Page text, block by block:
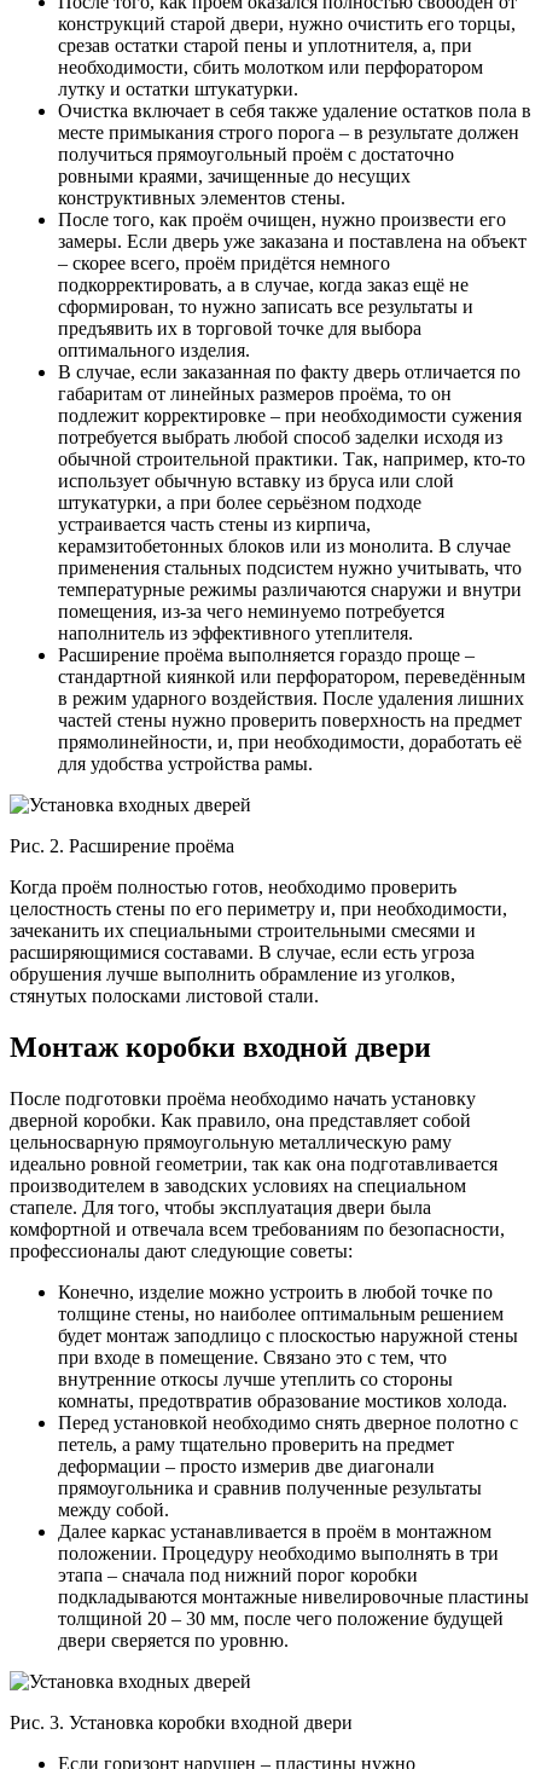
конструкций старой двери, нужно очистить его торцы,
срезав остатки старой пены и уплотнителя, а, при
необходимости, сбить молотком или перфоратором
лутку и остатки штукатурки.
Очистка включает в себя также удаление остатков пола в
месте примыкания строго порога – в результате должен
получиться прямоугольный проём с достаточно
ровными краями, зачищенные до несущих
конструктивных элементов стены.
После того, как проём очищен, нужно произвести его
замеры. Если дверь уже заказана и поставлена на объект
– скорее всего, проём придётся немного
подкорректировать, а в случае, когда заказ ещё не
сформирован, то нужно записать все результаты и
предъявить их в торговой точке для выбора
оптимального изделия.
В случае, если заказанная по факту дверь отличается по
габаритам от линейных размеров проёма, то он
подлежит корректировке – при необходимости сужения
потребуется выбрать любой способ заделки исходя из
обычной строительной практики. Так, например, кто-то
использует обычную вставку из бруса или слой
штукатурки, а при более серьёзном подходе
устраивается часть стены из кирпича,
керамзитобетонных блоков или из монолита. В случае
применения стальных подсистем нужно учитывать, что
температурные режимы различаются снаружи и внутри
помещения, из-за чего неминуемо потребуется
наполнитель из эффективного утеплителя.
Расширение проёма выполняется гораздо проще –
стандартной киянкой или перфоратором, переведённым
в режим ударного воздействия. После удаления лишних
частей стены нужно проверить поверхность на предмет
прямолинейности, и, при необходимости, доработать её
для удобства устройства рамы.
Рис. 2. Расширение проёма
Когда проём полностью готов, необходимо проверить
целостность стены по его периметру и, при необходимости,
зачеканить их специальными строительными смесями и
расширяющимися составами. В случае, если есть угроза
обрушения лучше выполнить обрамление из уголков,
стянутых полосками листовой стали.
Монтаж коробки входной двери
После подготовки проёма необходимо начать установку
дверной коробки. Как правило, она представляет собой
цельносварную прямоугольную металлическую раму
идеально ровной геометрии, так как она подготавливается
производителем в заводских условиях на специальном
стапеле. Для того, чтобы эксплуатация двери была
комфортной и отвечала всем требованиям по безопасности,
профессионалы дают следующие советы:
Конечно, изделие можно устроить в любой точке по
толщине стены, но наиболее оптимальным решением
будет монтаж заподлицо с плоскостью наружной стены
при входе в помещение. Связано это с тем, что
внутренние откосы лучше утеплить со стороны
комнаты, предотвратив образование мостиков холода.
Перед установкой необходимо снять дверное полотно с
петель, а раму тщательно проверить на предмет
деформации – просто измерив две диагонали
прямоугольника и сравнив полученные результаты
между собой.
Далее каркас устанавливается в проём в монтажном
положении. Процедуру необходимо выполнять в три
этапа – сначала под нижний порог коробки
подкладываются монтажные нивелировочные пластины
толщиной 20 – 30 мм, после чего положение будущей
двери сверяется по уровню.
Рис. 3. Установка коробки входной двери
Если горизонт нарушен – пластины нужно